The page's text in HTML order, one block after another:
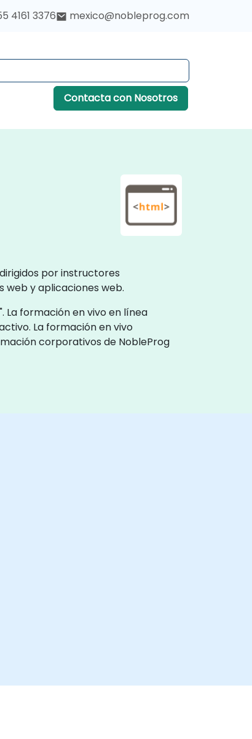
4161 3376 mexico@nobleprog.com
Contacta con Nosotros
por instructores
web y aplicaciones web.
La formación en vivo en línea
La formación en vivo
corporativos de NobleProg